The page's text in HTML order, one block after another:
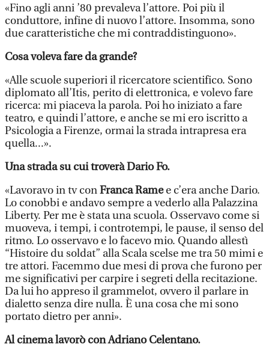
«Fino agli anni ’80 prevaleva l’attore. Poi più il
conduttore, infine di nuovo l’attore. Insomma, sono
due caratteristiche che mi contraddistinguono».
Cosa voleva fare da grande?
«Alle scuole superiori il ricercatore scientifico. Sono
diplomato all’Itis, perito di elettronica, e volevo fare
ricerca: mi piaceva la parola. Poi ho iniziato a fare
teatro, e quindi l’attore, e anche se mi ero iscritto a
Psicologia a Firenze, ormai la strada intrapresa era
quella...».
Una strada su cui troverà Dario Fo.
«Lavoravo in tv conFranca Ramee c’era anche Dario.
Lo conobbi e andavo sempre a vederlo alla Palazzina
Liberty. Per me è stata una scuola. Osservavo come si
muoveva, i tempi, i controtempi, le pause, il senso del
ritmo. Lo osservavo e lo facevo mio. Quando allestì
“Histoire du soldat” alla Scala scelse me tra 50 mimi e
tre attori. Facemmo due mesi di prova che furono per
me significativi per carpire i segreti della recitazione.
Da lui ho appreso il grammelot, ovvero il parlare in
dialetto senza dire nulla. È una cosa che mi sono
portato dietro per anni».
Al cinema lavorò con Adriano Celentano.